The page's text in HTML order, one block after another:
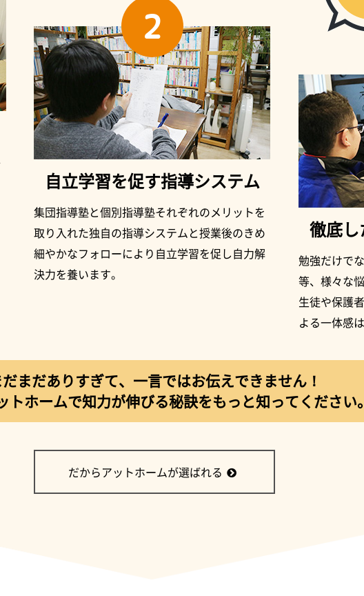
2
自立学習を促す指導システム
集団指導塾と個別指導塾それぞれのメリットを
取り入れた独自の指導システムと授業後のきめ
細やかなフォローにより自立学習を促し自力解
決力を養います。
徹底
勉強だけで
等、様々な
生徒や保護
よる一体感
まだありすぎて、 一言ではお伝えできません！
トホームで知力が伸びる秘訣をもっと知ってください。
だからアットホームが選ばれる